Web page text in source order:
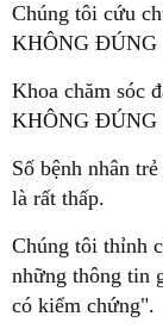
Chúng tôi cứu
KHÔNG ĐÚNG
Khoa chăm sóc
KHÔNG ĐÚNG
Số bệnh nhân
là rất thấp.
Chúng tôi thỉnh
những thông tin
có kiểm chứng".